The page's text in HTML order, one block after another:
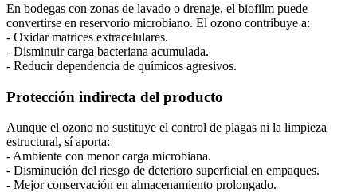
En bodegas con zonas de lavado o drenaje, el biofilm puede
convertirse en reservorio microbiano. El ozono contribuye a:
- Oxidar matrices extracelulares.
- Disminuir carga bacteriana acumulada.
- Reducir dependencia de químicos agresivos.
Protección indirecta del producto
Aunque el ozono no sustituye el control de plagas ni la limpieza
estructural, sí aporta:
- Ambiente con menor carga microbiana.
- Disminución del riesgo de deterioro superficial en empaques.
- Mejor conservación en almacenamiento prolongado.